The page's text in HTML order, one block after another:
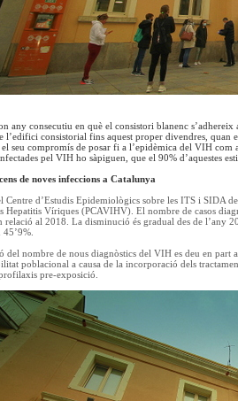
any consecutiu en què el consistori blanenc
l’edifici consistorial fins aquest proper divendres, quan
seu compromís de posar fi a l’epidèmica del VIH
pel VIH ho sàpiguen, que el 90% d’aquestes
de noves infeccions a Catalunya
Centre d’Estudis Epidemiològics sobre les ITS i SIDA
Hepatitis Víriques (PCAVIHV). El nombre de casos
relació al 2018. La disminució és gradual des de l’any
del nombre de nous diagnòstics del VIH es deu en
poblacional a causa de la incorporació dels
pre-exposició.